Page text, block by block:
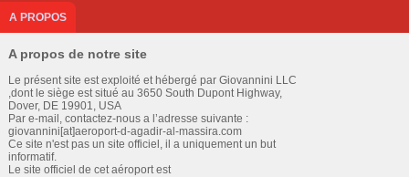
A PROPOS
A propos de notre site
Le présent site est exploité et hébergé par Giovannini LLC
,dont le siège est situé au 3650 South Dupont Highway,
Dover, DE 19901, USA
Par e-mail, contactez-nous a l’adresse suivante :
giovannini[at]aeroport-d-agadir-al-massira.com
Ce site n'est pas un site officiel, il a uniquement un but
informatif.
Le site officiel de cet aéroport est